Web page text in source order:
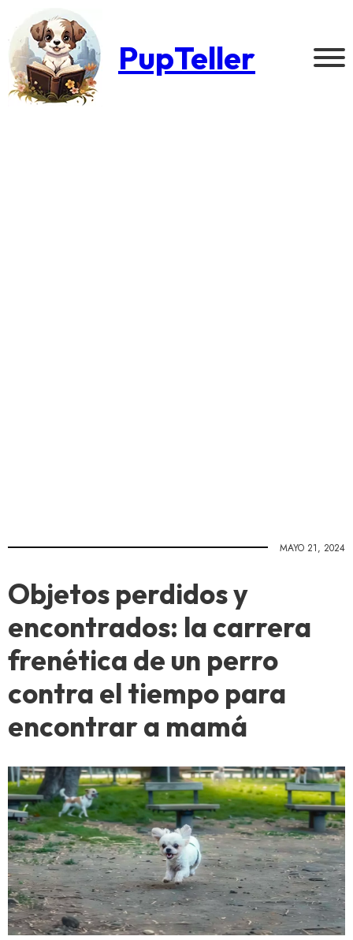
PupTeller
MAYO 21, 2024
Objetos perdidos y
encontrados: la carrera
frenética de un perro
contra el tiempo para
encontrar a mamá